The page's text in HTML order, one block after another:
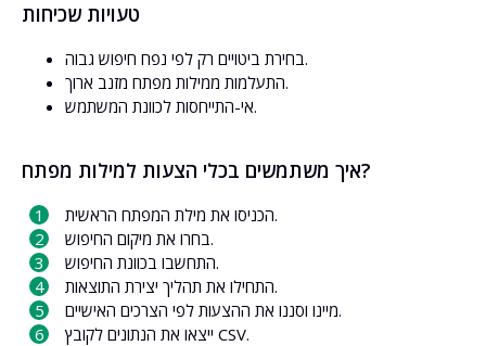
טעויות שכיחות
בחירת ביטויים רק לפי נפח חיפוש גבוה.
התעלמות ממילות מפתח מזנב ארוך.
אי-התייחסות לכוונת המשתמש.
איך משתמשים בכלי הצעות למילות מפתח?
הכניסו את מילת המפתח הראשית.
בחרו את מיקום החיפוש.
התחשבו בכוונת החיפוש.
התחילו את תהליך יצירת התוצאות.
מיינו וסננו את ההצעות לפי הצרכים האישיים.
ייצאו את הנתונים לקובץ CSV.